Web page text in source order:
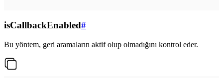
isCallbackEnabled#
Bu yöntem, geri aramaların aktif olup olmadığını kontrol eder.